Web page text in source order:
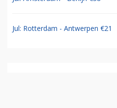
Jul: Rotterdam - Antwerpen €21